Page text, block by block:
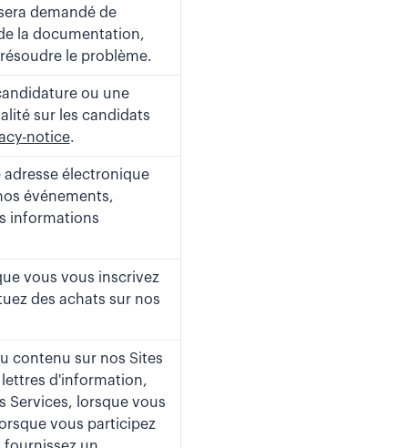
demandé de
la documentation,
le problème.
ou une
sur les candidats
notice.
électronique
événements,
informations
vous vous inscrivez
des achats sur nos
contenu sur nos Sites
lettres d'information,
Services, lorsque vous
vous participez